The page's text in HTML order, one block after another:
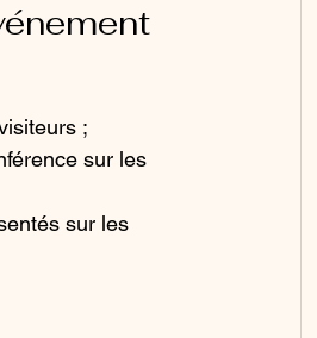
;
sur les
sur les